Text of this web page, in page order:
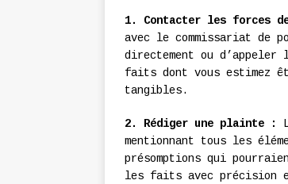
1. Contacter les forces
avec le commissariat de
directement ou
faits dont vous estimez
tangibles.
2. Rédiger une plainte :
mentionnant tous les
présomptions qui
les faits avec précision